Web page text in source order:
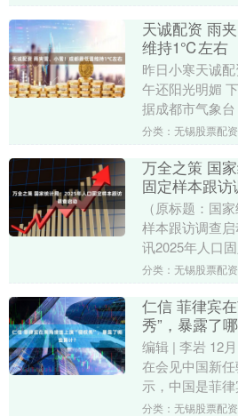
天诚配资 雨
维持1℃左右
昨日小寒天诚
午还阳光明媚
据成都市气象
气预报 预计我
分类：无锡股票配
万全之策 国
固定样本跟访
（原标题：国
样本跟访调查
讯2025年人口
正式启动。此次
分类：无锡股票配
仁信 菲律宾
秀”，暴露了
编辑 | ‍‍李岩 12
在会见中国新
示，中国是菲
一，分歧应是
分类：无锡股票配